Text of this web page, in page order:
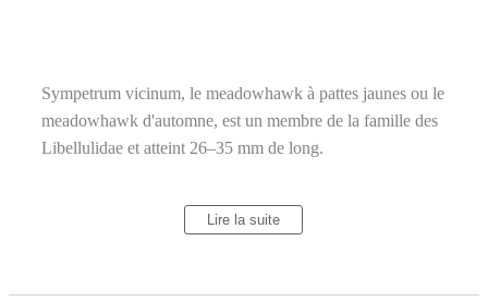
Sympetrum vicinum, le meadowhawk à pattes jaunes ou le
meadowhawk d'automne, est un membre de la famille des
Libellulidae et atteint 26–35 mm de long.
Lire la suite